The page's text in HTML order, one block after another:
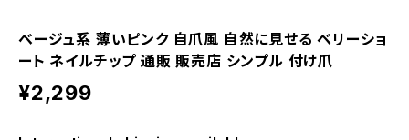
ベージュ系 薄いピンク 自爪風 自然に見せる ベリーショ
ート ネイルチップ 通販 販売店 シンプル 付け爪
¥2,299